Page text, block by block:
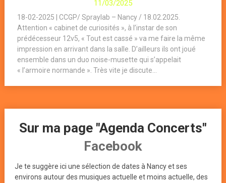
11/03/2025
18-02-2025 | CCGP/ Spraylab – Nancy / 18.02.2025.
Attention « cabinet de curiosités », à l’instar de son
prédécesseur 12v5, « Tout est cassé » va me faire la même
impression en arrivant dans la salle. D’ailleurs ils ont joué
ensemble dans un duo noise-musette qui s’appelait
« l’armoire normande ». Très vite je discute...
Sur ma page "Agenda Concerts"
Facebook
Je te suggère ici une sélection de dates à Nancy et ses
environs autour des musiques actuelle et moins actuelle, des